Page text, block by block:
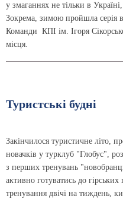
у змаганнях не тільки в
Зокрема, зимою пройшла серія
Команди КПІ ім. Ігоря
місця.
Туристські будні
Закінчилося туристичне літо,
новачків у турклуб "Глобус",
з перших тренувань
активно готуватись до
тренування двічі на тиждень,